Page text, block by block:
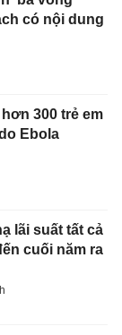
có nội dung
300 trẻ em
Ebola
lãi suất tất cả
cuối năm ra